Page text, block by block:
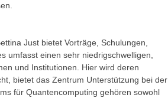
Just bietet Vorträge, Schulungen,
umfasst einen sehr niedrigschwelligen,
und Institutionen. Hier wird deren
bietet das Zentrum Unterstützung bei der
für Quantencomputing gehören sowohl